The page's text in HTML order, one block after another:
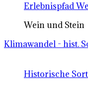
Erlebnispfad
Wein und Stein
Klimawandel - hist.
Historische